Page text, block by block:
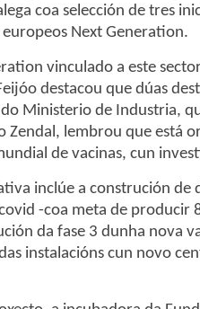
coa selección de tres
Next Generation.
vinculado a este
destacou que dúas
Ministerio de Industria,
Zendal, lembrou que está
de vacinas, cun
inclúe a construción de
-coa meta de producir
da fase 3 dunha nova
instalacións cun novo